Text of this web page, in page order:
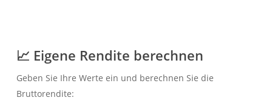
📈 Eigene Rendite berechnen
Geben Sie Ihre Werte ein und berechnen Sie die
Bruttorendite: